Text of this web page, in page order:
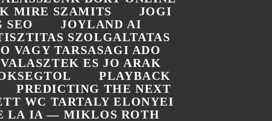
MIRE SZAMITS
JOGI
SEO
JOYLAND AI
SZOLGALTATAS
VAGY TARSASAGI ADO
ES JO ARAK
PLAYBACK
PREDICTING THE NEXT
WC TARTALY ELONYEI
LA IA — MIKLOS ROTH